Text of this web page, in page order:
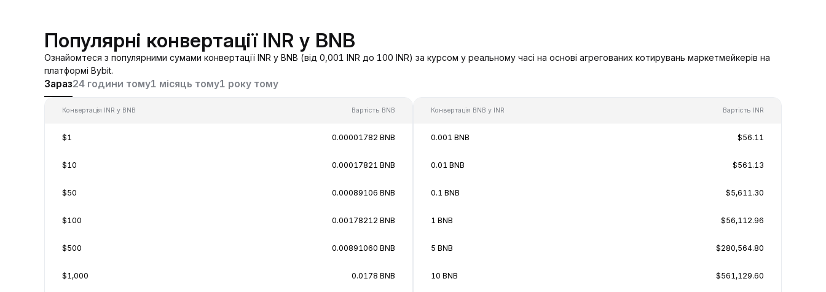
Популярні конвертації INR у BNB
Ознайомтеся з популярними сумами конвертації INR у BNB (від 0,001 INR до 100 INR) за курсом у реальному часі на основі агрегованих котирувань маркетмейкерів на
платформі Bybit.
Зараз24 години тому1 місяць тому1 року тому
Конвертація INR у BNB Вартість BNB
$1 0.00001782 BNB
$10 0.00017821 BNB
$50 0.00089106 BNB
$100 0.00178212 BNB
$500 0.00891060 BNB
$1,000 0.0178 BNB
Конвертація BNB у INR Вартість INR
0.001 BNB $56.11
0.01 BNB $561.13
0.1 BNB $5,611.30
1 BNB $56,112.96
5 BNB $280,564.80
10 BNB $561,129.60